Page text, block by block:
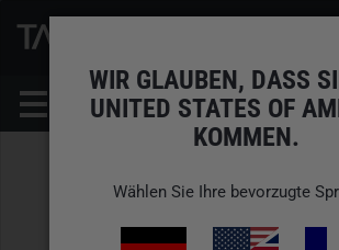
WIR GLAUBEN, DASS
UNITED STATES OF
KOMMEN.
Wählen Sie Ihre bevorzugte